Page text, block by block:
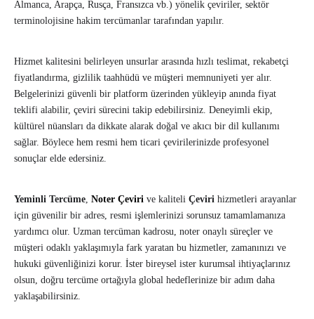
Almanca, Arapça, Rusça, Fransızca vb.) yönelik çeviriler, sektör
terminolojisine hakim tercümanlar tarafından yapılır.
Hizmet kalitesini belirleyen unsurlar arasında hızlı teslimat, rekabetçi
fiyatlandırma, gizlilik taahhüdü ve müşteri memnuniyeti yer alır.
Belgelerinizi güvenli bir platform üzerinden yükleyip anında fiyat
teklifi alabilir, çeviri sürecini takip edebilirsiniz. Deneyimli ekip,
kültürel nüansları da dikkate alarak doğal ve akıcı bir dil kullanımı
sağlar. Böylece hem resmi hem ticari çevirilerinizde profesyonel
sonuçlar elde edersiniz.
Yeminli Tercüme, Noter Çeviri ve kaliteli Çeviri hizmetleri arayanlar
için güvenilir bir adres, resmi işlemlerinizi sorunsuz tamamlamanıza
yardımcı olur. Uzman tercüman kadrosu, noter onaylı süreçler ve
müşteri odaklı yaklaşımıyla fark yaratan bu hizmetler, zamanınızı ve
hukuki güvenliğinizi korur. İster bireysel ister kurumsal ihtiyaçlarınız
olsun, doğru tercüme ortağıyla global hedeflerinize bir adım daha
yaklaşabilirsiniz.